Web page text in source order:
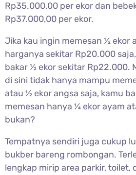
Rp35.000,00 per ekor dan
Rp37.000,00 per ekor.
Jika kau ingin memesan ½ ekor
harganya sekitar Rp20.000
bakar ½ ekor sekitar Rp22.000.
di sini tidak hanya mampu
atau ½ ekor angsa saja, kamu
memesan hanya ¼ ekor ayam
bukan?
Tempatnya sendiri juga cukup
bukber bareng rombongan.
lengkap mirip area parkir, toilet,